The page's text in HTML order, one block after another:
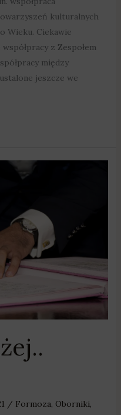
kulturalnych
Wieku. Ciekawie
z Zespołem
między
jeszcze we
/ Formoza, Oborniki,